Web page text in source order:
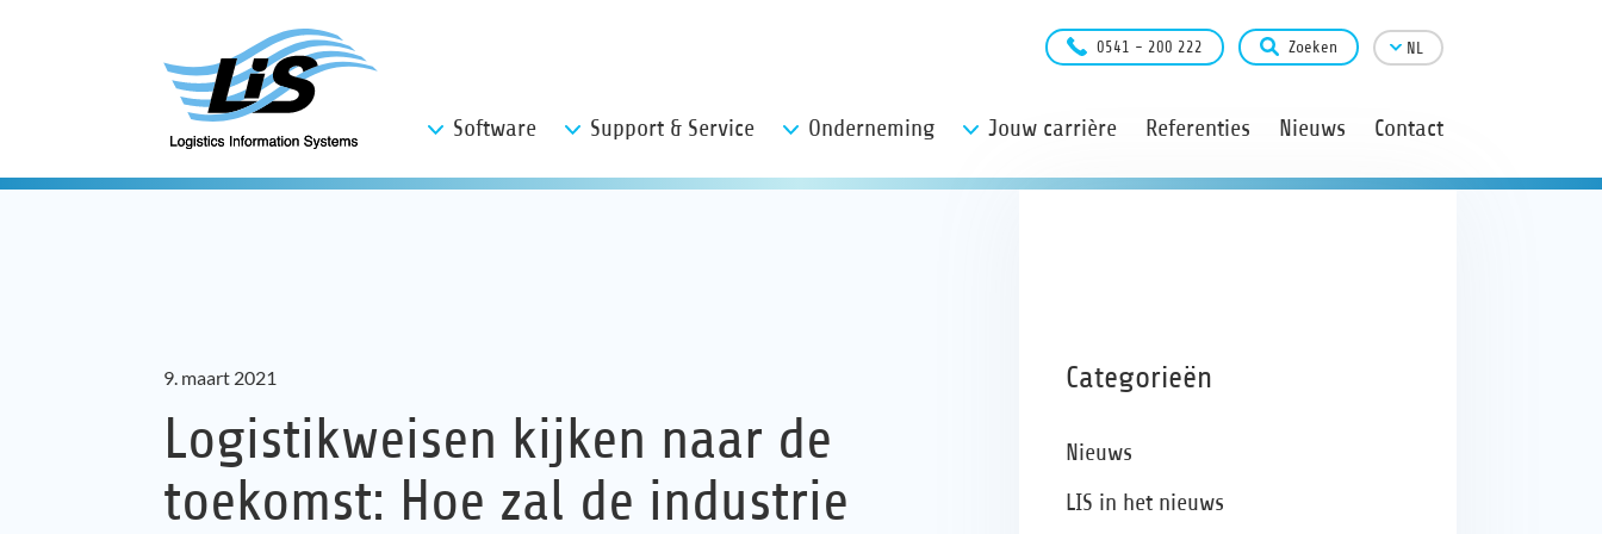
Software Support & Service Onderneming Jouw carrière Referenties Nieuws Contact
0541 - 200 222 Zoeken NL
9. maart 2021
Logistikweisen kijken naar de
toekomst: Hoe zal de industrie
Categorieën
Nieuws
LIS in het nieuws